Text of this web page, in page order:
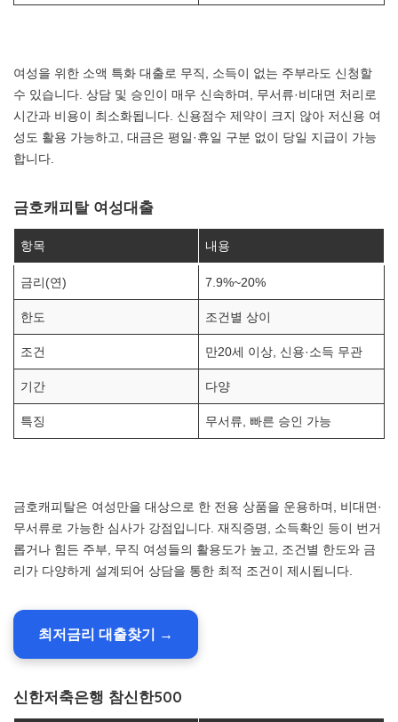
여성을 위한 소액 특화 대출로 무직, 소득이 없는 주부라도 신청할
수 있습니다. 상담 및 승인이 매우 신속하며, 무서류·비대면 처리로
시간과 비용이 최소화됩니다. 신용점수 제약이 크지 않아 저신용 여
성도 활용 가능하고, 대금은 평일·휴일 구분 없이 당일 지급이 가능
합니다.
금호캐피탈 여성대출
항목 내용
금리(연) 7.9%~20%
한도 조건별 상이
조건 만20세 이상, 신용·소득 무관
기간 다양
특징 무서류, 빠른 승인 가능
금호캐피탈은 여성만을 대상으로 한 전용 상품을 운용하며, 비대면·
무서류로 가능한 심사가 강점입니다. 재직증명, 소득확인 등이 번거
롭거나 힘든 주부, 무직 여성들의 활용도가 높고, 조건별 한도와 금
리가 다양하게 설계되어 상담을 통한 최적 조건이 제시됩니다.
최저금리 대출찾기 →
신한저축은행 참신한500